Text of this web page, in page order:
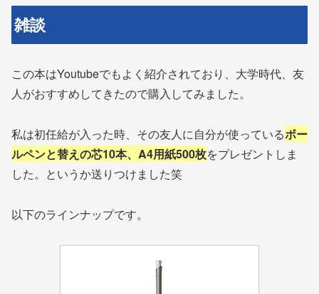
雑談
この本はYoutubeでもよく紹介されており、大学時代、友
人がおすすめしてきたので購入してみました。
私は初任給が入った時、その友人に自分が使っているボー
ルペンと替えの芯10本、A4用紙500枚をプレゼントしま
した。というか送りつけました笑
以下のラインナップです。